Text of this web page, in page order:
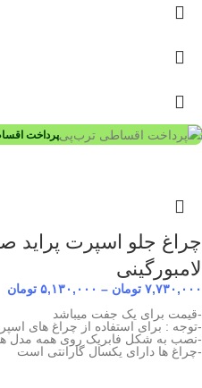
پرداخت
لامبورگینی
۷,۷۳۰,۰۰۰ تومان – ۵,۱۳۰,۰۰۰ تومان
-قیمت برای یک جفت میباشد
-توجه : برای استفاده از چراغ های
-نصب به شکل فابریک روی همه مدل های
-چراغ ها دارای یکسال گارانتی است